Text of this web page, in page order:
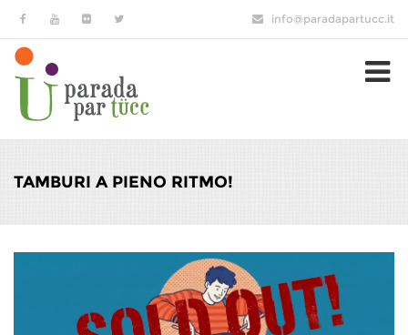
Salta al contenuto principale info@paradapartucc.it
TAMBURI A PIENO RITMO!